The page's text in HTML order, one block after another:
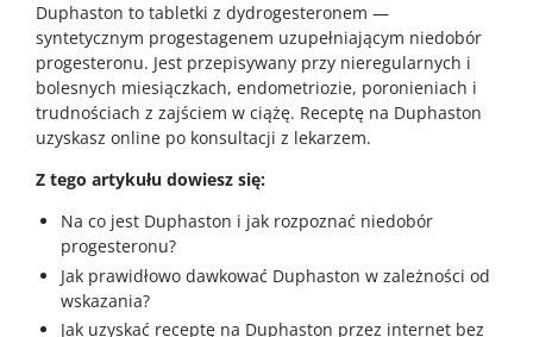
Duphaston to tabletki z dydrogesteronem —
syntetycznym progestagenem uzupełniającym niedobór
progesteronu. Jest przepisywany przy nieregularnych i
bolesnych miesiączkach, endometriozie, poronieniach i
trudnościach z zajściem w ciążę. Receptę na Duphaston
uzyskasz online po konsultacji z lekarzem.
Z tego artykułu dowiesz się:
Na co jest Duphaston i jak rozpoznać niedobór
progesteronu?
Jak prawidłowo dawkować Duphaston w zależności od
wskazania?
Jak uzyskać receptę na Duphaston przez internet bez